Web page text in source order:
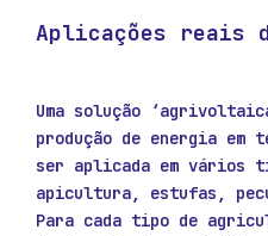
Aplicações reais
Uma solução
produção de energia em
ser aplicada em vários
apicultura, estufas,
Para cada tipo de